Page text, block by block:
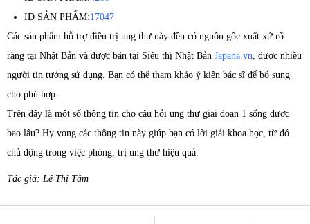
ID SẢN PHẨM:17047
Các sản phẩm hỗ trợ điều trị ung thư này đều có nguồn gốc xuất xứ rõ
ràng tại Nhật Bản và được bán tại Siêu thị Nhật Bản Japana.vn, được nhiều
người tin tưởng sử dụng. Bạn có thể tham khảo ý kiến bác sĩ để bổ sung
cho phù hợp.
Trên đây là một số thông tin cho câu hỏi ung thư giai đoạn 1 sống được
bao lâu? Hy vọng các thông tin này giúp bạn có lời giải khoa học, từ đó
chủ động trong việc phòng, trị ung thư hiệu quả.
Tác giả: Lê Thị Tâm